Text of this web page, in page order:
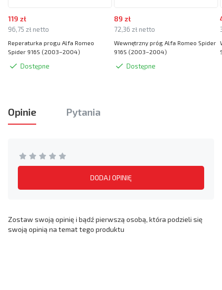
119 zł
96,75 zł netto
Reperaturka progu Alfa Romeo
Spider 916S (2003–2004)
Dostępne
89 zł
72,36 zł netto
Wewnętrzny próg Alfa Romeo Spider
916S (2003–2004)
Dostępne
Opinie Pytania
DODAJ OPINIĘ
Zostaw swoją opinię i bądź pierwszą osobą, która podzieli się
swoją opinią na temat tego produktu